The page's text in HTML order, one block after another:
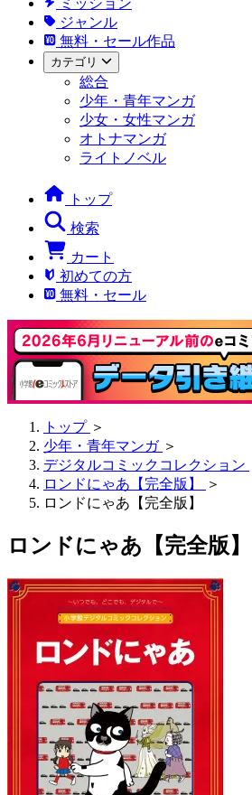
ミッション
ジャンル
無料・セール作品
カテゴリ
総合
少年・青年マンガ
少女・女性マンガ
オトナマンガ
ライトノベル
トップ
検索
カート
初めての方
無料・セール
トップ ＞
少年・青年マンガ ＞
デジタルコミックコレクション
ロンドにゃあ【完全版】
＞
ロンドにゃあ【完全版】
ロンドにゃあ【完全版】